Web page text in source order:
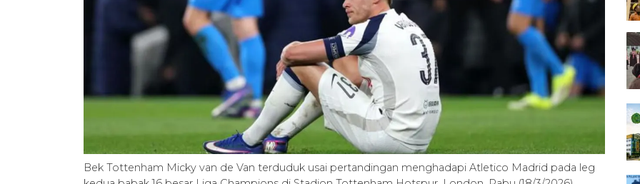
Bek Tottenham Micky van de Van terduduk usai pertandingan menghadapi Atletico Madrid pada leg